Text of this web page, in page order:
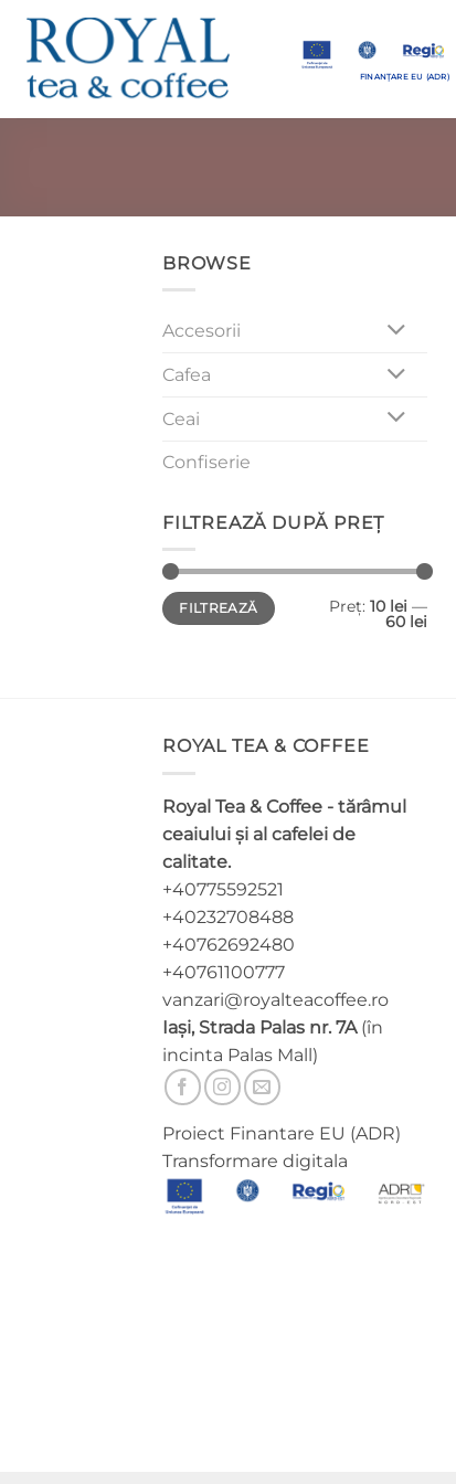
Skip
content
FINANȚARE EU (ADR)
BROWSE
Accesorii
Cafea
Ceai
Confiserie
FILTREAZĂ DUPĂ PREȚ
Preț
minim
Preț
maxim
FILTREAZĂ Preț: 10 lei —
60 lei
ROYAL TEA & COFFEE
Royal Tea & Coffee - tărâmul
ceaiului și al cafelei de
calitate.
+40775592521
+40232708488
+40762692480
+40761100777
vanzari@royalteacoffee.ro
Iași, Strada Palas nr. 7A(în
incinta Palas Mall)
Proiect Finantare EU (ADR)
Transformare digitala